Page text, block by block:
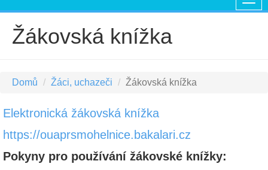
Žákovská knížka
Domů Žáci, uchazeči Žákovská knížka
Elektronická žákovská knížka
https://ouaprsmohelnice.bakalari.cz
Pokyny pro používání žákovské knížky: